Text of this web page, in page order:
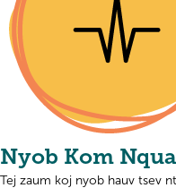
Nyob Kom
Tej zaum koj nyob hauv tsev